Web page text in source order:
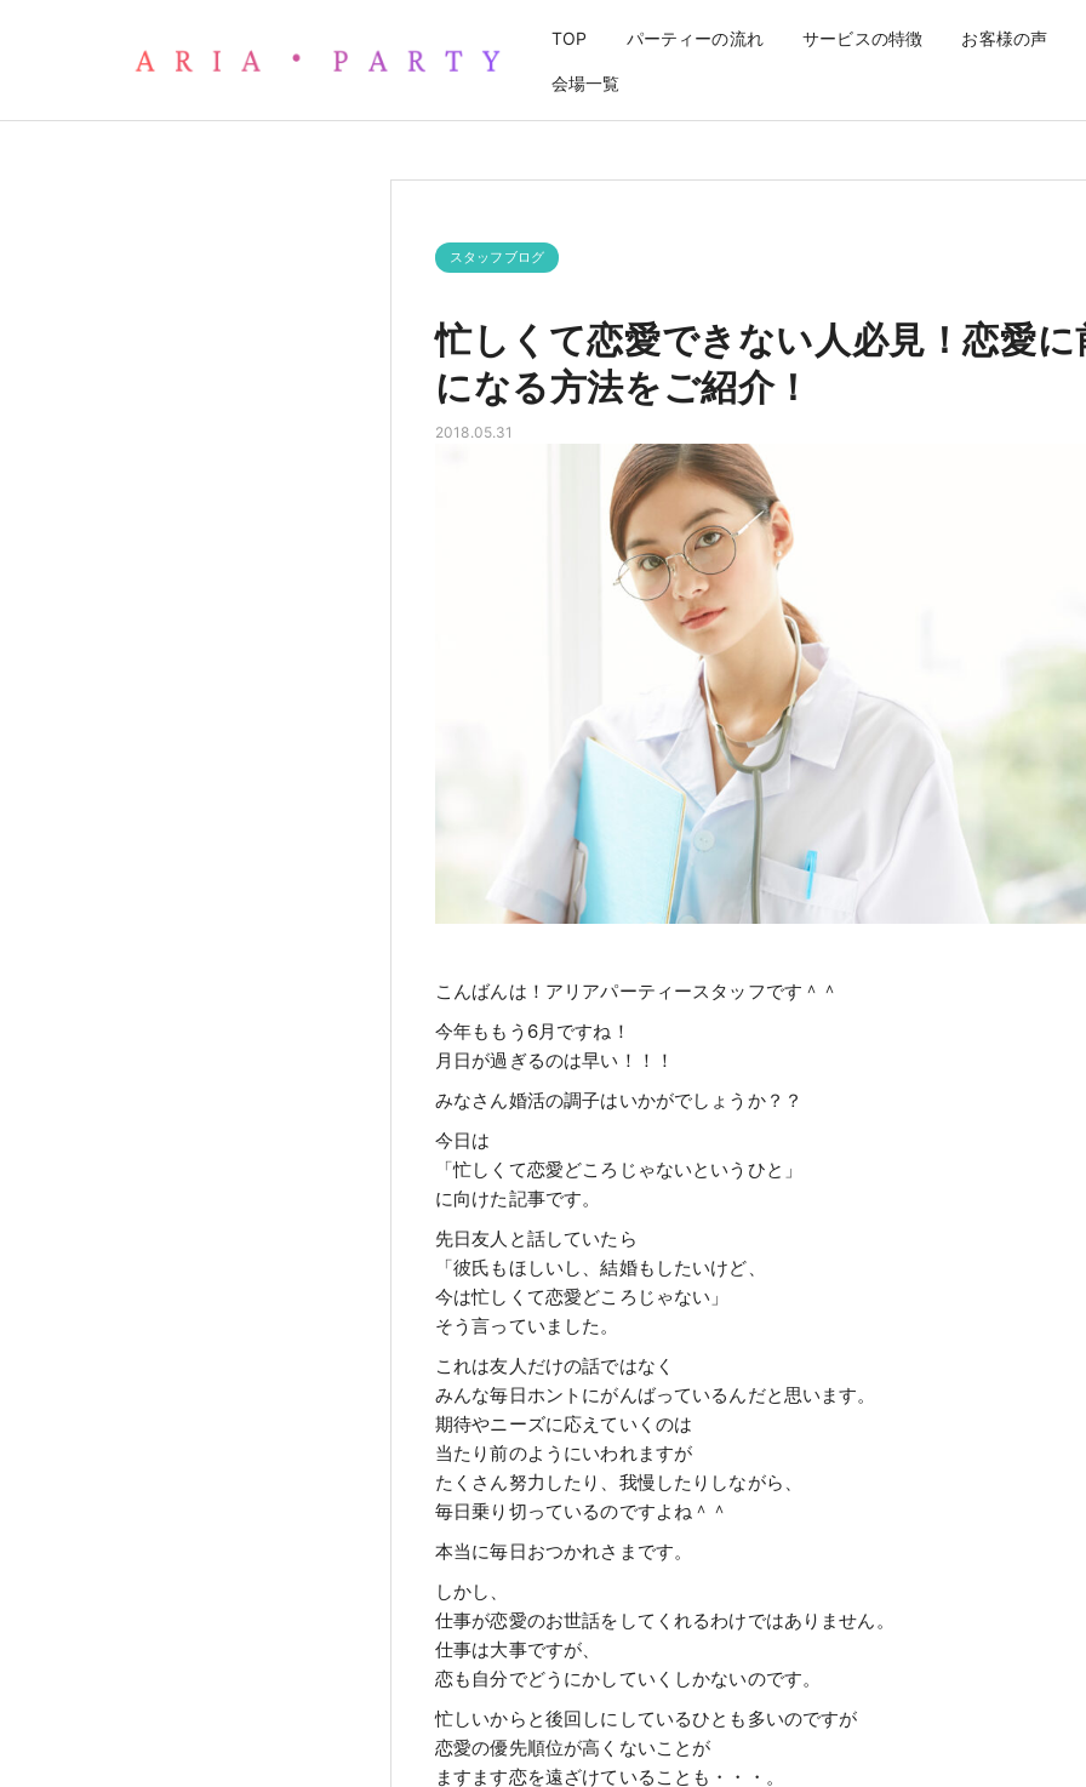
忙しくて恋愛できない人必見！恋愛に前向きになる方法をご
TOP パーティーの流れ サービスの特徴 お客様の声
会場一覧
スタッフブログ
忙しくて恋愛できない人必見！恋愛に
になる方法をご紹介！
2018.05.31
こんばんは！アリアパーティースタッフです＾＾
今年ももう6月ですね！
月日が過ぎるのは早い！！！
みなさん婚活の調子はいかがでしょうか？？
今日は
「忙しくて恋愛どころじゃないというひと」
に向けた記事です。
先日友人と話していたら
「彼氏もほしいし、結婚もしたいけど、
今は忙しくて恋愛どころじゃない」
そう言っていました。
これは友人だけの話ではなく
みんな毎日ホントにがんばっているんだと思います。
期待やニーズに応えていくのは
当たり前のようにいわれますが
たくさん努力したり、我慢したりしながら、
毎日乗り切っているのですよね＾＾
本当に毎日おつかれさまです。
しかし、
仕事が恋愛のお世話をしてくれるわけではありません。
仕事は大事ですが、
恋も自分でどうにかしていくしかないのです。
忙しいからと後回しにしているひとも多いのですが
恋愛の優先順位が高くないことが
ますます恋を遠ざけていることも・・・。